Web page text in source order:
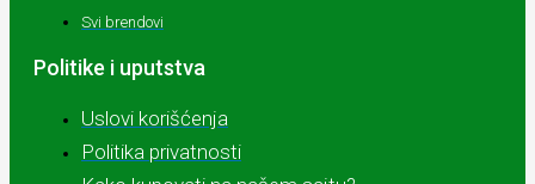
Svi brendovi
Politike i uputstva
Uslovi korišćenja
Politika privatnosti